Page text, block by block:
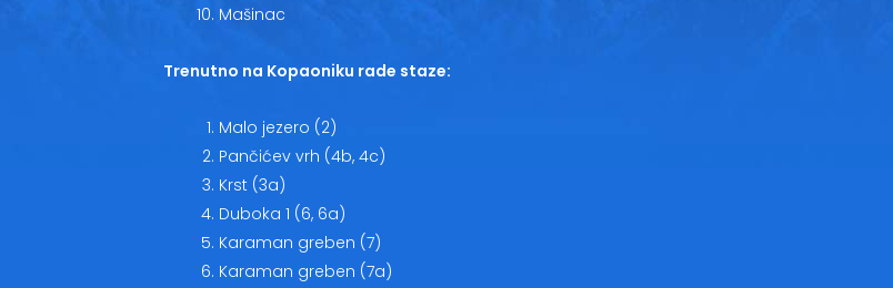
Mašinac
Trenutno na Kopaoniku rade staze:
Malo jezero (2)
Pančićev vrh (4b, 4c)
Krst (3a)
Duboka 1 (6, 6a)
Karaman greben (7)
Karaman greben (7a)